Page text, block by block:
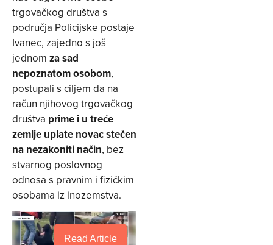
trgovačkog društva s
područja Policijske postaje
Ivanec, zajedno s još
jednom za sad
nepoznatom osobom,
postupali s ciljem da na
račun njihovog trgovačkog
društva prime i u treće
zemlje uplate novacstečen
na nezakoniti način, bez
stvarnog poslovnog
odnosa s pravnim i fizičkim
osobama iz inozemstva.
Read Article